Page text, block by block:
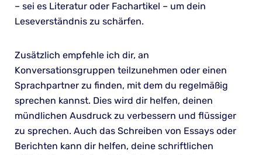
– sei es Literatur oder Fachartikel – um dein
Leseverständnis zu schärfen.
Zusätzlich empfehle ich dir, an
Konversationsgruppen teilzunehmen oder einen
Sprachpartner zu finden, mit dem du regelmäßig
sprechen kannst. Dies wird dir helfen, deinen
mündlichen Ausdruck zu verbessern und flüssiger
zu sprechen. Auch das Schreiben von Essays oder
Berichten kann dir helfen, deine schriftlichen